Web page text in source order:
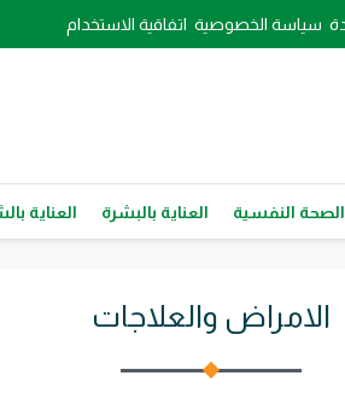
سياسة الخصوصية اتفاقية الاستخدام
الصحة النفسية العناية بالبشرة العناية
الامراض والعلاجات